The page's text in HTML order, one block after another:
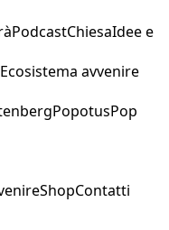
PodcastChiesaIdee e
Ecosistema avvenire
PopotusPop
ShopContatti